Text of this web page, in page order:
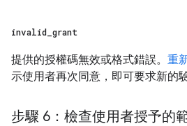
invalid grant
提供的授權碼無效或格式錯誤。 重
示使用者再次同意，即可要求新的驗
步驟 6：檢查使用者授予的